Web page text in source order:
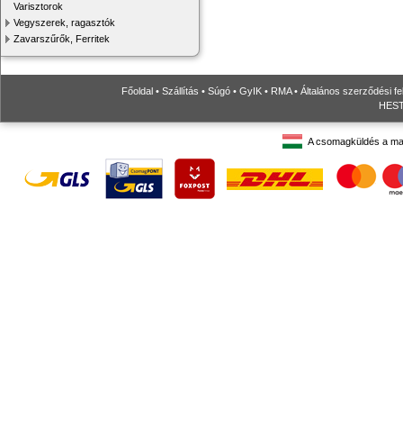
Varisztorok
Vegyszerek, ragasztók
Zavarszűrők, Ferritek
Főoldal • Szállítás • Súgó • GyIK • RMA• Általános szerződési
A csomagküldés a